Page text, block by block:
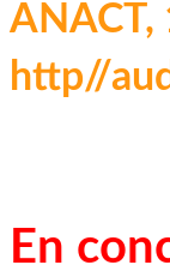
ANACT,
http//
En